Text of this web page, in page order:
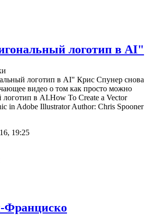
логотип в AI"
Крис Спунер снова
видео о том как просто можно
логотип в AI.How To Create a Vector
in Adobe Illustrator Author: Chris Spooner
19:25
Франциско